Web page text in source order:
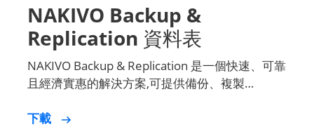
NAKIVO Backup &
Replication 資料表
NAKIVO Backup & Replication 是一個快速、可靠
且經濟實惠的解決方案,可提供備份、複製…
下載